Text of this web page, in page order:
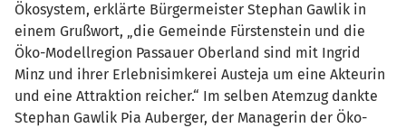
Ökosystem, erklärte Bürgermeister Stephan Gawlik in
einem Grußwort, „die Gemeinde Fürstenstein und die
Öko-Modellregion Passauer Oberland sind mit Ingrid
Minz und ihrer Erlebnisimkerei Austeja um eine Akteurin
und eine Attraktion reicher.“ Im selben Atemzug dankte
Stephan Gawlik Pia Auberger, der Managerin der Öko-